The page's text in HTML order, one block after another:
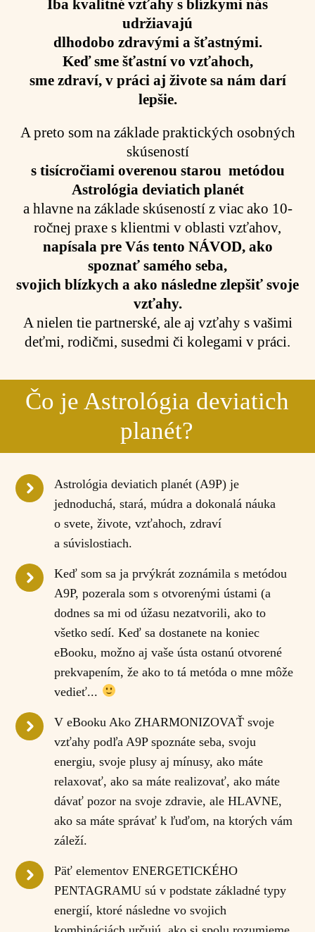
Iba kvalitné vzťahy s blízkymi nás
udržiavajú
dlhodobo zdravými a šťastnými.
Keď sme šťastní vo vzťahoch,
sme zdraví, v práci aj živote sa nám darí
lepšie.
A preto som na základe praktických osobných
skúseností
s tisícročiami overenou starou metódou
Astrológia deviatich planét
a hlavne na základe skúseností z viac ako 10-
ročnej praxe s klientmi v oblasti vzťahov,
napísala pre Vás tento NÁVOD, ako
spoznať samého seba,
svojich blízkych a ako následne zlepšiť svoje
vzťahy.
A nielen tie partnerské, ale aj vzťahy s vašimi
deťmi, rodičmi, susedmi či kolegami v práci.
Čo je Astrológia deviatich
planét?
Astrológia deviatich planét (A9P) je
jednoduchá, stará, múdra a dokonalá náuka
o svete, živote, vzťahoch, zdraví
a súvislostiach.
Keď som sa ja prvýkrát zoznámila s metódou
A9P, pozerala som s otvorenými ústami (a
dodnes sa mi od úžasu nezatvorili, ako to
všetko sedí. Keď sa dostanete na koniec
eBooku, možno aj vaše ústa ostanú otvorené
prekvapením, že ako to tá metóda o mne môže
vedieť...
V eBooku Ako ZHARMONIZOVAŤ svoje
vzťahy podľa A9P spoznáte seba, svoju
energiu, svoje plusy aj mínusy, ako máte
relaxovať, ako sa máte realizovať, ako máte
dávať pozor na svoje zdravie, ale HLAVNE,
ako sa máte správať k ľuďom, na ktorých vám
záleží.
Päť elementov ENERGETICKÉHO
PENTAGRAMU sú v podstate základné typy
energií, ktoré následne vo svojich